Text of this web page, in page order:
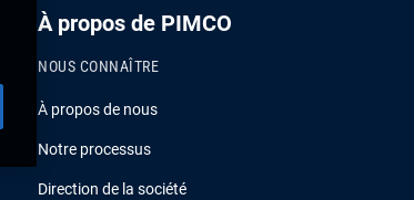
À propos de PIMCO
NOUS CONNAÎTRE
À propos de nous
Notre processus
Direction de la société